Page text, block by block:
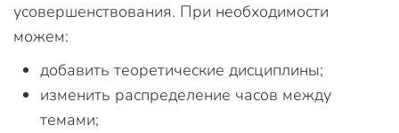
усовершенствования. При необходимости
можем:
добавить теоретические дисциплины;
изменить распределение часов между
темами;